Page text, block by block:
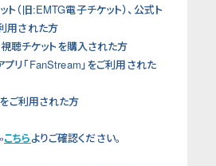
（旧:EMTG電子チケット）、公式ト
用された方
聴チケットを購入された方
リ「FanStream」をご利用された
ご利用された方
こちらよりご確認ください。